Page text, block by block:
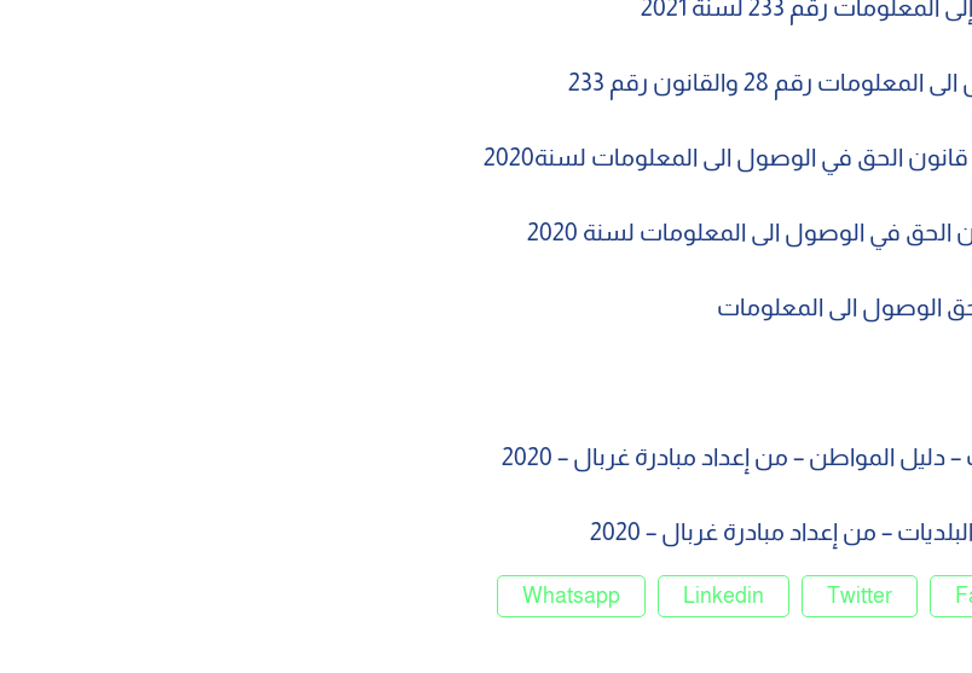
رقم 233 لسنة 2021
رقم 28 والقانون رقم 233
2020
في الوصول الى المعلومات لسنة 2020
الوصول الى المعلومات
المواطن – من إعداد مبادرة غربال – 2020
– من إعداد مبادرة غربال – 2020
Twitter
Linkedin
Whatsapp